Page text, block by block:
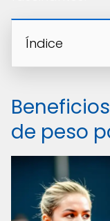
Índice
de peso